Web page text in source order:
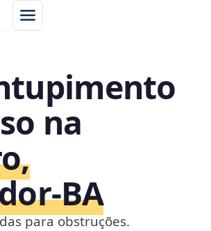
na
para obstruções.